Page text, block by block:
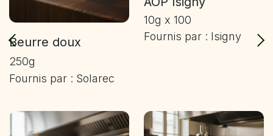
Beurre doux
250g
Fournis par : Solarec
10g x 100
Fournis par : Isigny